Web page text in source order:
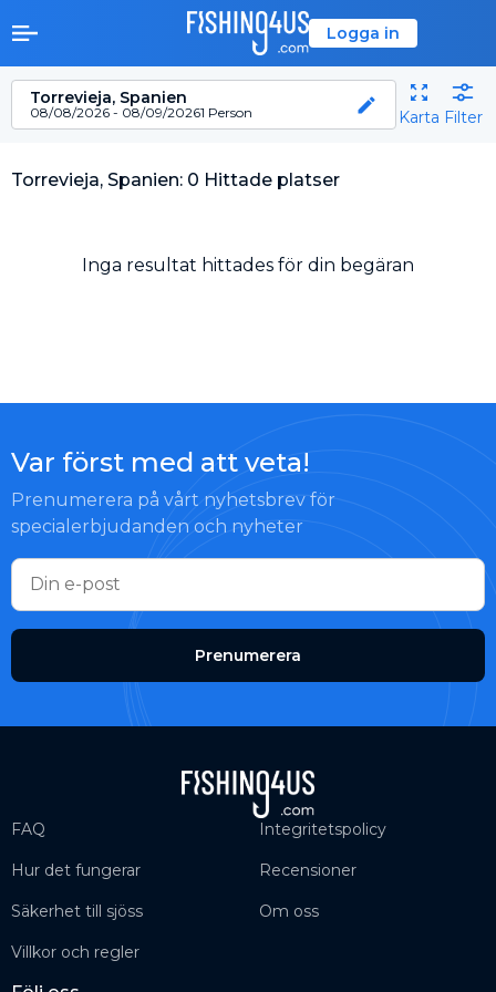
Logga in
Torrevieja, Spanien
08/08/2026 - 08/09/20261 Person Karta Filter
Torrevieja, Spanien: 0 Hittade platser
Inga resultat hittades för din begäran
Var först med att veta!
Prenumerera på vårt nyhetsbrev för
specialerbjudanden och nyheter
Prenumerera
FAQ
Hur det fungerar
Säkerhet till sjöss
Villkor och regler
Integritetspolicy
Recensioner
Om oss